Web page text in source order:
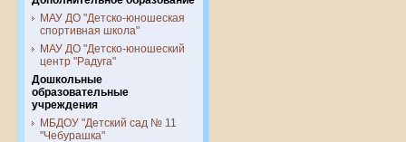
МАУ ДО "Детско-юношеская
спортивная школа"
МАУ ДО "Детско-юношеский
центр "Радуга"
Дошкольные
образовательные
учреждения
МБДОУ "Детский сад № 11
"Чебурашка"